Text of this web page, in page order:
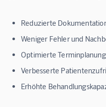
Reduzierte
Weniger Fehler und
Optimierte
Verbesserte
Erhöhte